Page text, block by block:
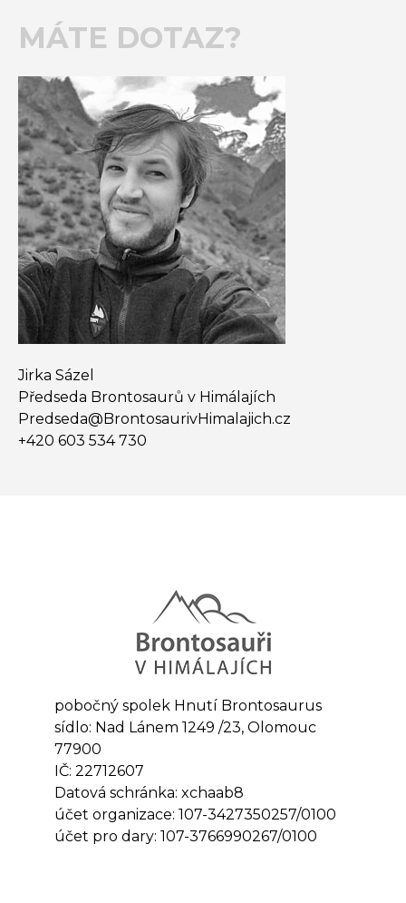
MÁTE DOTAZ?
Jirka Sázel
Předseda Brontosaurů v Himálajích
Predseda@​BrontosaurivHimalajich.cz
+420 603 534 730
pobočný spolek Hnutí Brontosaurus
sídlo: Nad Lánem 1249 /23, Olomouc
77900
IČ: 22712607
Datová schránka: xchaab8
účet organizace: 107-3427350257/0100
účet pro dary: 107-3766990267/0100